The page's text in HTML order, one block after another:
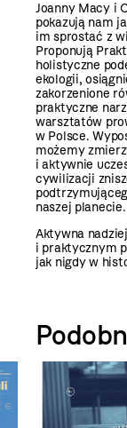
Joanny Macy i
pokazują nam
im sprostać z
Proponują
holistyczne
ekologii,
zakorzenione
praktyczne
warsztatów
w Polsce.
możemy
i aktywnie
cywilizacji
naszej planecie.
Aktywna
i praktycznym
jak nigdy w